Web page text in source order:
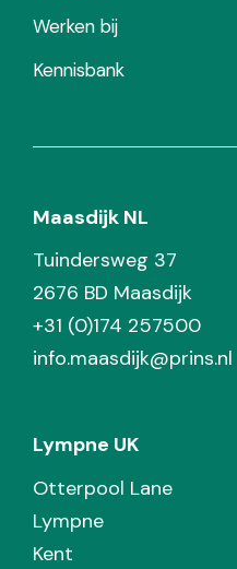
Werken bij
Kennisbank
Maasdijk NL
Tuindersweg 37
2676 BD Maasdijk
+31 (0)174 257500
info.maasdijk@prins.nl
Lympne UK
Otterpool Lane
Lympne
Kent